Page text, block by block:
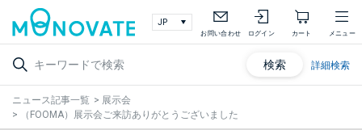
お問い合わせ ログイン カート メニュー
検索 詳細検索
ニュース記事一覧 > 展示会
>
（FOOMA）展示会ご来訪ありがとうございました